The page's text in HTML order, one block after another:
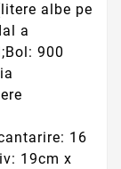
albe pe
a
900
16
19cm x